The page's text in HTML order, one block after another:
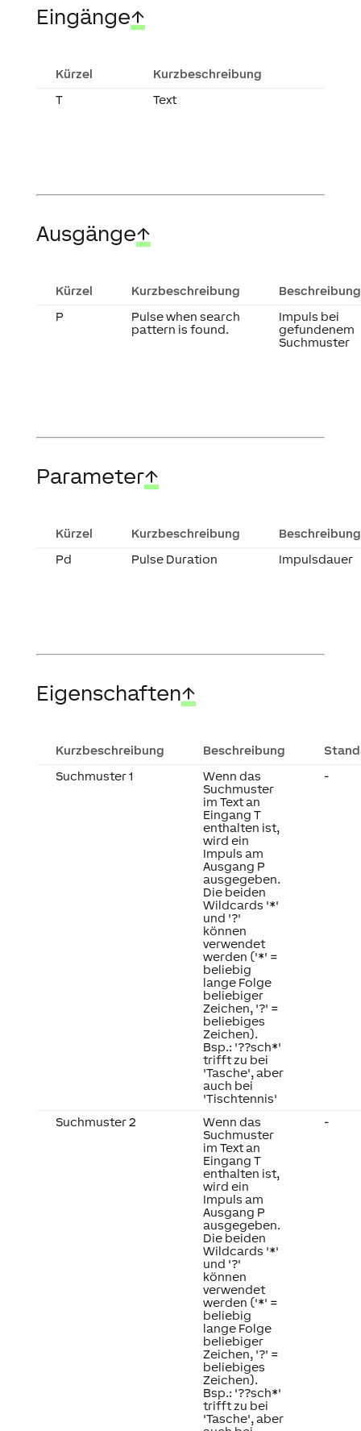
Eingänge↑
Kürzel
Kurzbeschreibung
T
Text
Ausgänge↑
Kürzel Kurzbeschreibung
Beschreibung
P
Pulse when search
pattern is found.
Impuls bei
gefundenem
Suchmuster
Parameter↑
Kürzel Kurzbeschreibung
Beschreibung
Pd
Pulse Duration Impulsdauer
Eigenschaften↑
Kurzbeschreibung Beschreibung
Suchmuster 1
Wenn das
Suchmuster
im Text an
Eingang T
enthalten ist,
wird ein
Impuls am
Ausgang P
ausgegeben.
Die beiden
Wildcards '*'
und '?'
können
verwendet
werden ('*' =
beliebig
lange Folge
beliebiger
Zeichen, '?' =
beliebiges
Zeichen).
Bsp.: '??sch*'
trifft zu bei
'Tasche', aber
auch bei
'Tischtennis'
-
Suchmuster 2
Wenn das
Suchmuster
im Text an
Eingang T
enthalten ist,
wird ein
Impuls am
Ausgang P
ausgegeben.
Die beiden
Wildcards '*'
und '?'
können
verwendet
werden ('*' =
beliebig
lange Folge
beliebiger
Zeichen, '?' =
beliebiges
Zeichen).
Bsp.: '??sch*'
trifft zu bei
'Tasche', aber
-